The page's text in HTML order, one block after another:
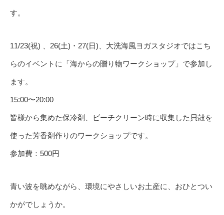
す。
11/23(祝) 、26(土)・27(日)、大洗海風ヨガスタジオではこち
らのイベントに「海からの贈り物ワークショップ」で参加し
ます。
15:00〜20:00
皆様から集めた保冷剤、ビーチクリーン時に収集した貝殻を
使った芳香剤作りのワークショップです。
参加費：500円
青い波を眺めながら、環境にやさしいお土産に、おひとつい
かがでしょうか。